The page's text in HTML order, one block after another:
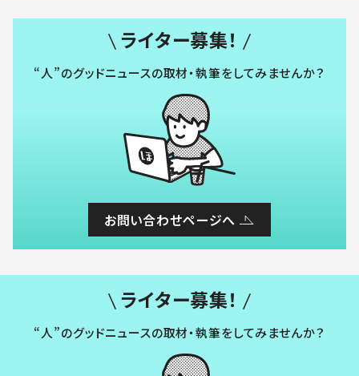
ライター募集！
“人”のグッドニュースの取材・執筆をしてみませんか？
お問い合わせページへ
ライター募集！
“人”のグッドニュースの取材・執筆をしてみませんか？